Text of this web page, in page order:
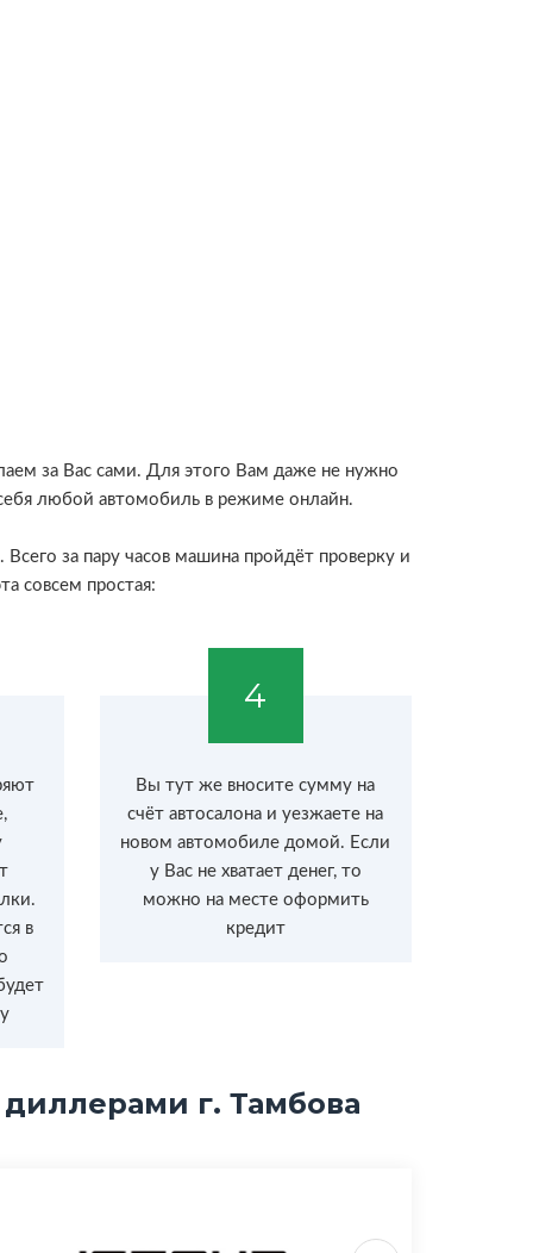
за Вас сами. Для этого Вам даже не нужно
любой автомобиль в режиме онлайн.
за пару часов машина пройдёт проверку и
совсем простая:
в
4
Вы тут же вносите сумму на
счёт автосалона и уезжаете на
новом автомобиле домой. Если
у Вас не хватает денег, то
можно на месте оформить
кредит
г. Тамбова